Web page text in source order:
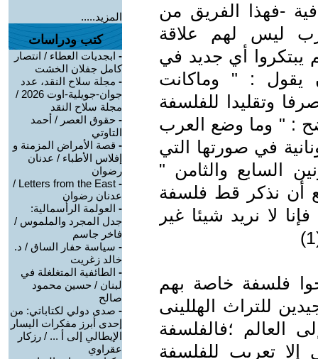
-فهذا الفريق من
ليس لهم علاقة
يبتكروا أي جديد في
يقول : " وماكانت
وتقليدا للفلسفة
: " وما وضع العرب
في صورتها التي
السابع والثامن "
أن نذكر قط فلسفة
لا نريد شيئا غير
فلسفة خاصة بهم
للتراث الهللينى
العالم ؛فالفلسفة
تعريب للفلسفة
المزيد.....
كتب ودراسات
- ابجديات العطاء / انتصار
كامل جفلان الخشت
- مجلة سلاح النقد، عدد
جوان-جويلية-اوت 2026 /
مجلة سلاح النقد
- حقوق العصر / أحمد
التاوتي
- قصة الأمراض المزمنة و
إفلاس الأطباء / عدنان
رضوان
-
Letters from the East /
عدنان رضوان
- العولمة الرأسمالية:
جدل المجرد والملموس /
فاخر جاسم
- سياسة حفار الساق / د.
خالد زغريت
- الطائفية المتغلغلة في
لبنان / حسين محمود
صالح
- صدى دولي لكتاباتي: من
إحدى أبرز مفكرات اليسار
الإيطالي إلى أ ... / رزكار
عقراوي